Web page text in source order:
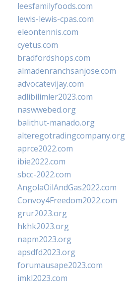
leesfamilyfoods.com
lewis-lewis-cpas.com
eleontennis.com
cyetus.com
bradfordshops.com
almadenranchsanjose.com
advocatevijay.com
adlibilimler2023.com
naswwebed.org
balithut-manado.org
alteregotradingcompany.org
aprce2022.com
ibie2022.com
sbcc-2022.com
AngolaOilAndGas2022.com
Convoy4Freedom2022.com
grur2023.org
hkhk2023.org
napm2023.org
apsdfd2023.org
forumausape2023.com
imkl2023.com